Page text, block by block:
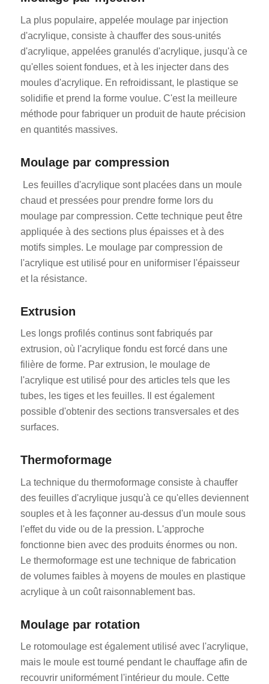
La plus populaire, appelée moulage par injection
d'acrylique, consiste à chauffer des sous-unités
d'acrylique, appelées granulés d'acrylique, jusqu'à ce
qu'elles soient fondues, et à les injecter dans des
moules d'acrylique. En refroidissant, le plastique se
solidifie et prend la forme voulue. C'est la meilleure
méthode pour fabriquer un produit de haute précision
en quantités massives.
Moulage par compression
Les feuilles d'acrylique sont placées dans un moule
chaud et pressées pour prendre forme lors du
moulage par compression. Cette technique peut être
appliquée à des sections plus épaisses et à des
motifs simples. Le moulage par compression de
l'acrylique est utilisé pour en uniformiser l'épaisseur
et la résistance.
Extrusion
Les longs profilés continus sont fabriqués par
extrusion, où l'acrylique fondu est forcé dans une
filière de forme. Par extrusion, le moulage de
l'acrylique est utilisé pour des articles tels que les
tubes, les tiges et les feuilles. Il est également
possible d'obtenir des sections transversales et des
surfaces.
Thermoformage
La technique du thermoformage consiste à chauffer
des feuilles d'acrylique jusqu'à ce qu'elles deviennent
souples et à les façonner au-dessus d'un moule sous
l'effet du vide ou de la pression. L'approche
fonctionne bien avec des produits énormes ou non.
Le thermoformage est une technique de fabrication
de volumes faibles à moyens de moules en plastique
acrylique à un coût raisonnablement bas.
Moulage par rotation
Le rotomoulage est également utilisé avec l'acrylique,
mais le moule est tourné pendant le chauffage afin de
recouvrir uniformément l'intérieur du moule. Cette